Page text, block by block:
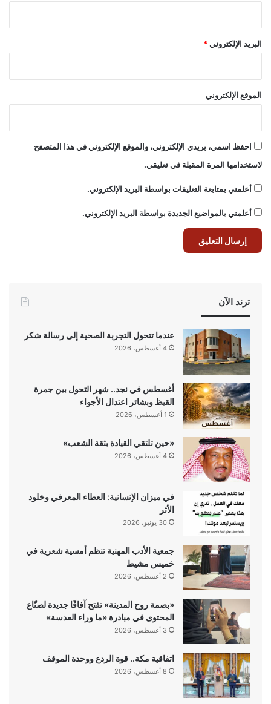
البريد الإلكتروني*
الموقع الإلكتروني
احفظ اسمي، بريدي الإلكتروني، والموقع الإلكتروني في هذا المتصفح
لاستخدامها المرة المقبلة في تعليقي.
أعلمني بمتابعة التعليقات بواسطة البريد الإلكتروني.
أعلمني بالمواضيع الجديدة بواسطة البريد الإلكتروني.
ترند الآن
عندما تتحول التجربة الصحية إلى رسالة شكر
4 أغسطس، 2026
أغسطس في نجد.. شهر التحول بين جمرة
القيظ وبشائر اعتدال الأجواء
1 أغسطس، 2026
«حين تلتقي القيادة بثقة الشعب»
4 أغسطس، 2026
في ميزان الإنسانية: العطاء المعرفي وخلود
الأثر
30 يونيو، 2026
جمعية الأدب المهنية تنظم أمسية شعرية في
خميس مشيط
2 أغسطس، 2026
«بصمة روح المدينة» تفتح آفاقًا جديدة لصنّاع
المحتوى في مبادرة «ما وراء العدسة»
3 أغسطس، 2026
اتفاقية مكة.. قوة الردع ووحدة الموقف
8 أغسطس، 2026